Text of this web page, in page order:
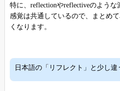
特に、reflectionやreflectiveのよう
感覚は共通しているので、まとめ
くなります。
日本語の「リフレクト」と少し違